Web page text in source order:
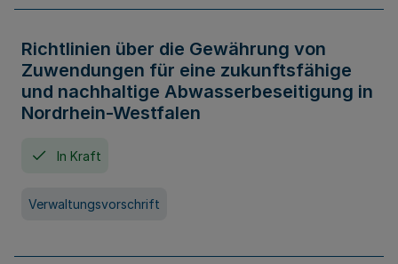
Richtlinien über die Gewährung von
Zuwendungen für eine zukunftsfähige
und nachhaltige Abwasserbeseitigung in
Nordrhein-Westfalen
In Kraft
Verwaltungsvorschrift